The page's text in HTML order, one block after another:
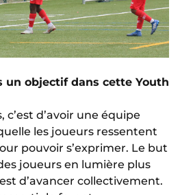
un objectif dans cette Youth
c’est d’avoir une équipe
les joueurs ressentent
pouvoir s’exprimer. Le but
joueurs en lumière plus
d’avancer collectivement.